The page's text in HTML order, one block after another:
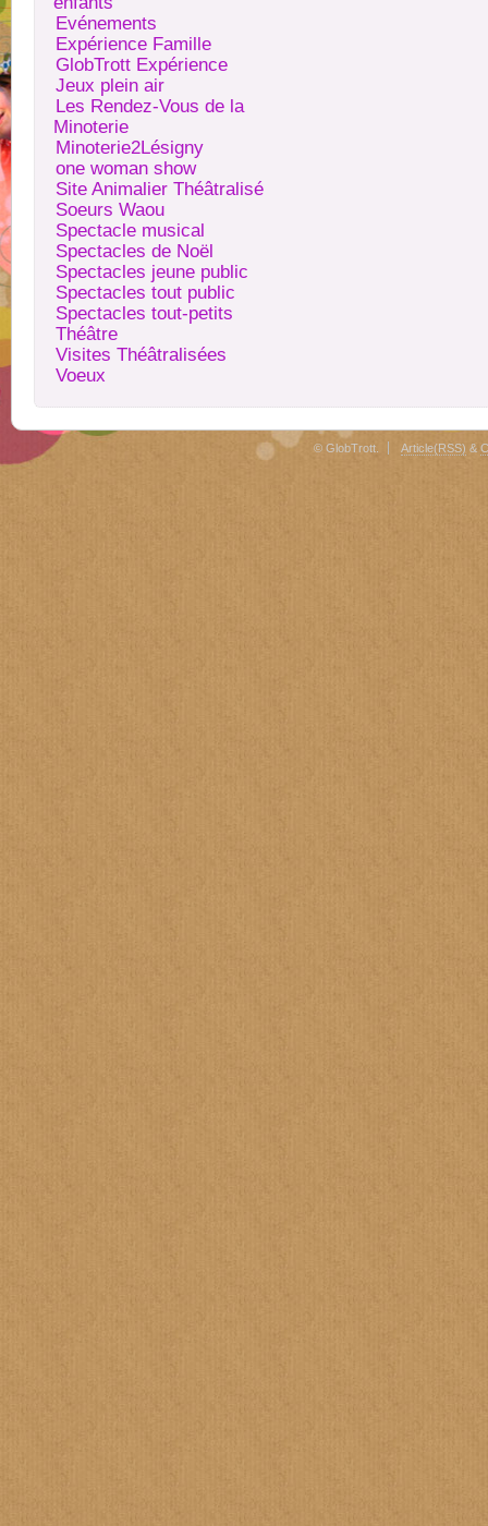
Evénements
Expérience Famille
GlobTrott Expérience
Jeux plein air
Les Rendez-Vous de la
Minoterie
Minoterie2Lésigny
one woman show
Site Animalier Théâtralisé
Soeurs Waou
Spectacle musical
Spectacles de Noël
Spectacles jeune public
Spectacles tout public
Spectacles tout-petits
Théâtre
Visites Théâtralisées
Voeux
© GlobTrott. Article(RSS) &